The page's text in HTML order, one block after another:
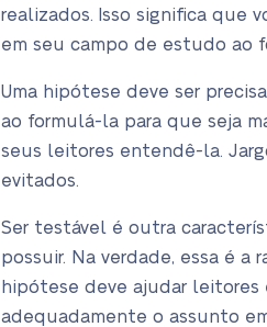
realizados. Isso significa que
em seu campo de estudo ao
Uma hipótese deve ser
ao formulá-la para que seja
seus leitores entendê-la.
evitados.
Ser testável é outra
possuir. Na verdade, essa é a
hipótese deve ajudar leitores
adequadamente o assunto